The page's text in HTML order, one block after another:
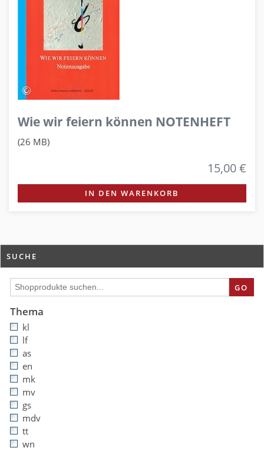
Wie wir feiern können NOTENHEFT
(26 MB)
15,00 €
IN DEN WARENKORB
SUCHE
GO
Thema
kl
lf
as
en
mk
mv
gs
mdv
tt
wn